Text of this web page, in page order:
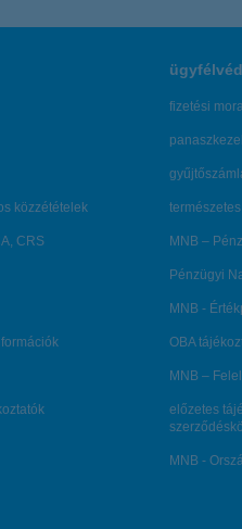
közzétételek
CRS
fizetési
MNB –
Pénzügyi
MNB -
OBA
MNB –
előzetes
MNB -